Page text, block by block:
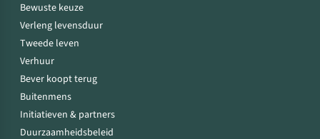
Bewuste keuze
Verleng levensduur
Tweede leven
Verhuur
Bever koopt terug
Buitenmens
Initiatieven & partners
Duurzaamheidsbeleid